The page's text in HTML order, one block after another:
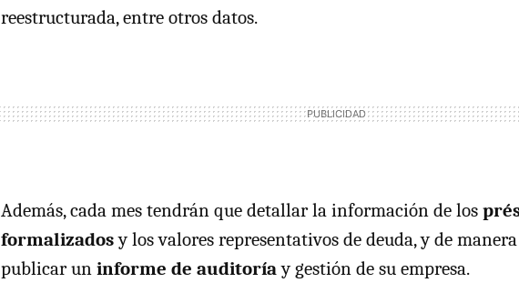
reestructurada, entre otros datos.
Además, cada mes tendrán que detallar la información de los
formalizadosy los valores representativos de deuda, y de
publicar un informe de auditoríay gestión de su empresa.